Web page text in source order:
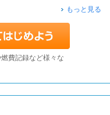
もっと見る
費記録など様々な